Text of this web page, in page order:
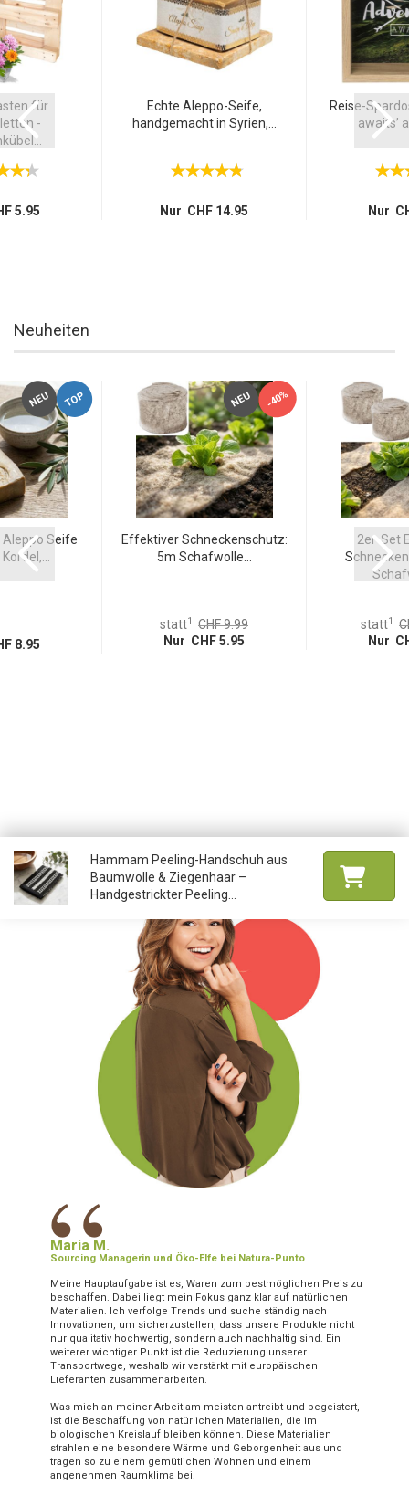
für
-
5.95
Echte Aleppo-Seife,
handgemacht in Syrien,...
Nur CHF 14.95
Reise-
awaits’
Nur
Neuheiten
NEU TOP
Seife
8.95
NEU -40%
Effektiver Schneckenschutz:
5m Schafwolle...
statt1
CHF 9.99
Nur CHF 5.95
2er-Set
statt1
Nur
Hammam Peeling-Handschuh aus
Baumwolle & Ziegenhaar –
Handgestrickter Peeling...
“
Maria M.
Sourcing Managerin und Öko-Elfe bei Natura-Punto
Meine Hauptaufgabe ist es, Waren zum bestmöglichen Preis zu
beschaffen. Dabei liegt mein Fokus ganz klar auf natürlichen
Materialien. Ich verfolge Trends und suche ständig nach
Innovationen, um sicherzustellen, dass unsere Produkte nicht
nur qualitativ hochwertig, sondern auch nachhaltig sind. Ein
weiterer wichtiger Punkt ist die Reduzierung unserer
Transportwege, weshalb wir verstärkt mit europäischen
Lieferanten zusammenarbeiten.
Was mich an meiner Arbeit am meisten antreibt und begeistert,
ist die Beschaffung von natürlichen Materialien, die im
biologischen Kreislauf bleiben können. Diese Materialien
strahlen eine besondere Wärme und Geborgenheit aus und
tragen so zu einem gemütlichen Wohnen und einem
angenehmen Raumklima bei.